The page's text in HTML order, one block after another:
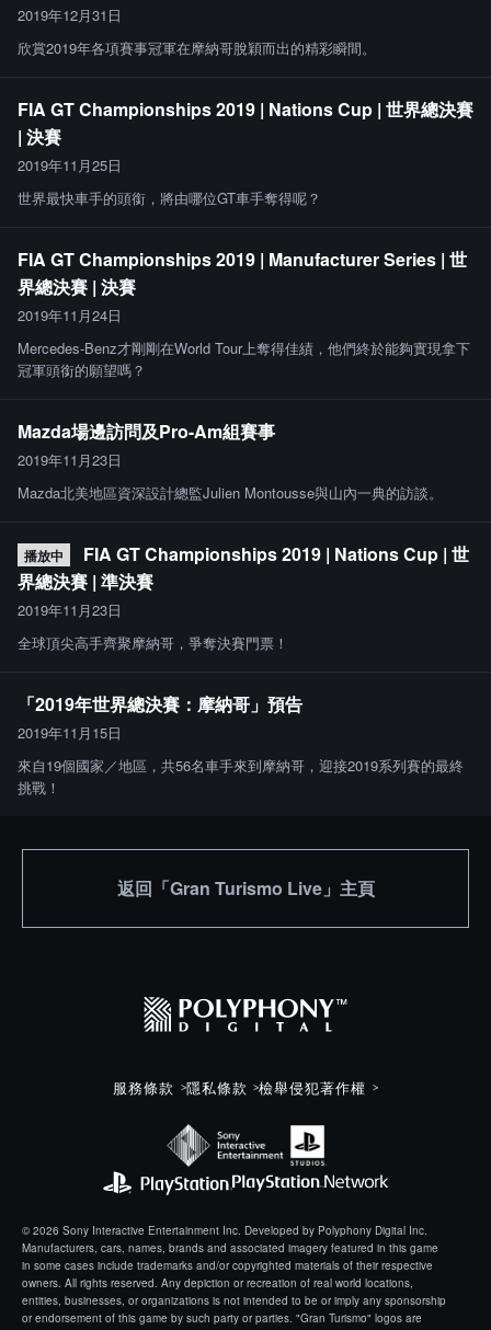
2019年12月31日
欣賞2019年各項賽事冠軍在摩納哥脫穎而出的精彩瞬間。
FIA GT Championships 2019 | Nations Cup | 世界總決賽
| 決賽
2019年11月25日
世界最快車手的頭銜，將由哪位GT車手奪得呢？
FIA GT Championships 2019 | Manufacturer Series | 世
界總決賽 | 決賽
2019年11月24日
Mercedes-Benz才剛剛在World Tour上奪得佳績，他們終於能夠實現拿下
冠軍頭銜的願望嗎？
Mazda場邊訪問及Pro-Am組賽事
2019年11月23日
Mazda北美地區資深設計總監Julien Montousse與山內一典的訪談。
播放中
FIA GT Championships 2019 | Nations Cup | 世
界總決賽 | 準決賽
2019年11月23日
全球頂尖高手齊聚摩納哥，爭奪決賽門票！
「2019年世界總決賽：摩納哥」預告
2019年11月15日
來自19個國家／地區，共56名車手來到摩納哥，迎接2019系列賽的最終
挑戰！
返回「Gran Turismo Live」主頁
服務條款 隱私條款 檢舉侵犯著作權
© 2026 Sony Interactive Entertainment Inc. Developed by Polyphony Digital Inc.
Manufacturers, cars, names, brands and associated imagery featured in this game
in some cases include trademarks and/or copyrighted materials of their respective
owners. All rights reserved. Any depiction or recreation of real world locations,
entities, businesses, or organizations is not intended to be or imply any sponsorship
or endorsement of this game by such party or parties. "Gran Turismo" logos are